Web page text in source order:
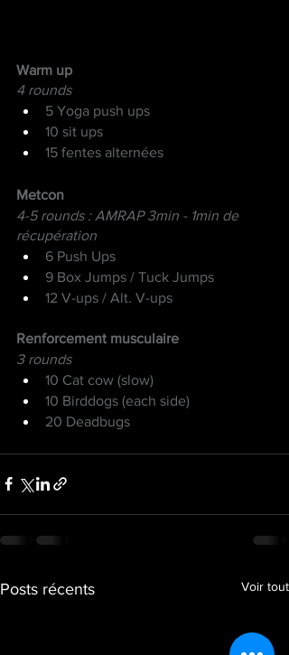
Warm up
4 rounds
5 Yoga push ups
10 sit ups
15 fentes alternées
Metcon
4-5 rounds : AMRAP 3min - 1min de
récupération
6 Push Ups
9 Box Jumps / Tuck Jumps
12 V-ups / Alt. V-ups
Renforcement musculaire
3 rounds
10 Cat cow (slow)
10 Birddogs (each side)
20 Deadbugs
Posts récents Voir tout